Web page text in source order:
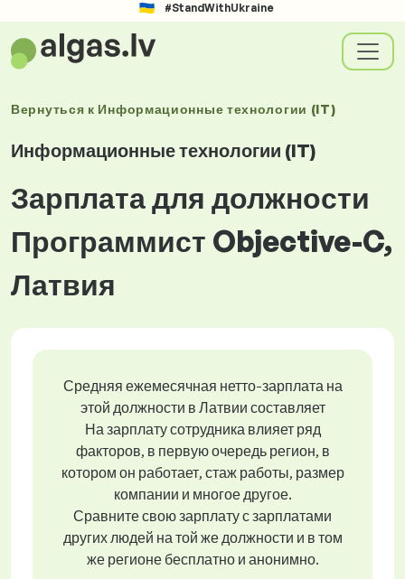
#StandWithUkraine
Вернуться к Информационные технологии (IT)
Информационные технологии (IT)
Зарплата для должности
Программист Objective-C,
Латвия
Средняя ежемесячная нетто-зарплата на
этой должности в Латвии составляет
На зарплату сотрудника влияет ряд
факторов, в первую очередь регион, в
котором он работает, стаж работы, размер
компании и многое другое.
Сравните свою зарплату с зарплатами
других людей на той же должности и в том
же регионе бесплатно и анонимно.